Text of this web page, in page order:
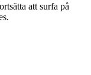
att surfa på